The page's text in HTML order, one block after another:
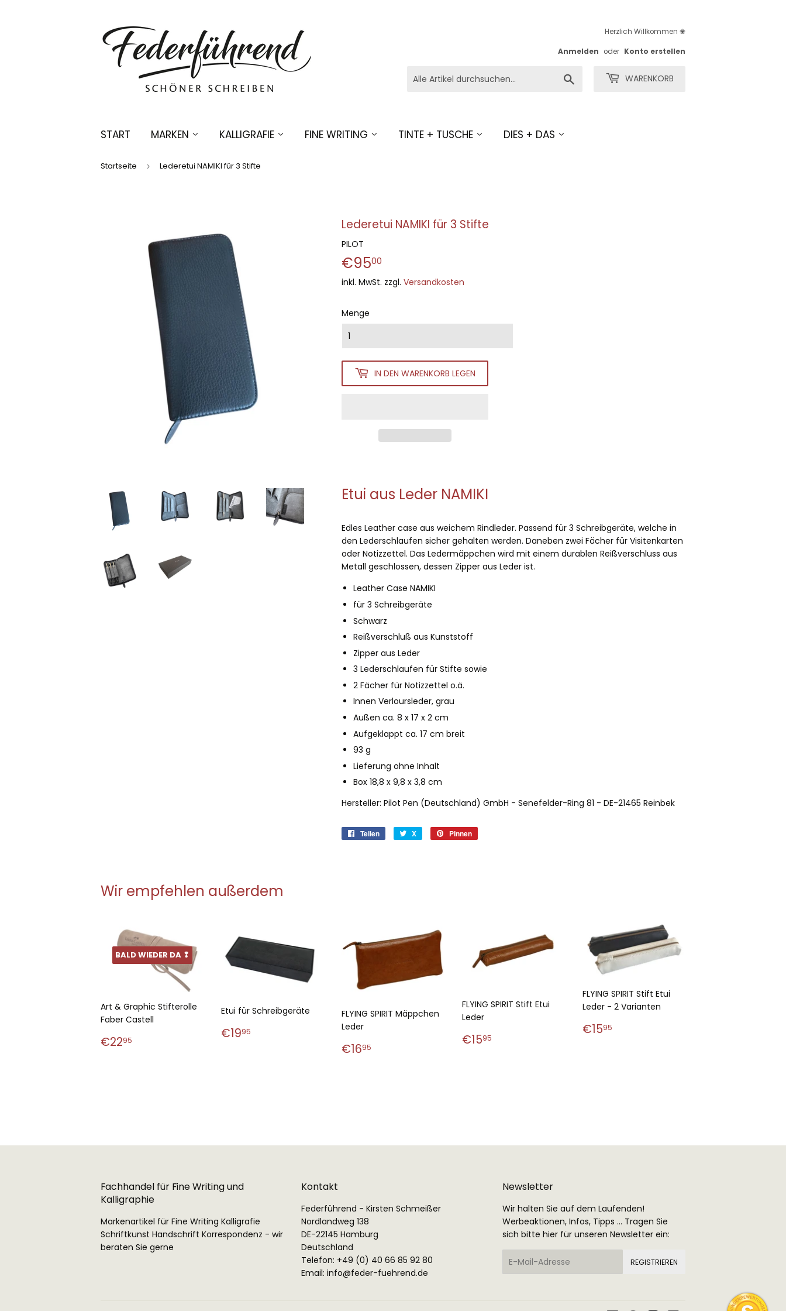
Herzlich Willkommen ❀
Anmelden oder Konto erstellen
WARENKORB
START MARKEN KALLIGRAFIE FINE WRITING TINTE + TUSCHE DIES + DAS
Startseite › Lederetui NAMIKI für 3 Stifte
Lederetui NAMIKI für 3 Stifte
PILOT
€9500
inkl. MwSt. zzgl. Versandkosten
Menge
IN DEN WARENKORB LEGEN
Etui aus Leder NAMIKI
Edles Leather case aus weichem Rindleder. Passend für 3 Schreibgeräte, welche in
den Lederschlaufen sicher gehalten werden. Daneben zwei Fächer für Visitenkarten
oder Notizzettel. Das Ledermäppchen wird mit einem durablen Reißverschluss aus
Metall geschlossen, dessen Zipper aus Leder ist.
Leather Case NAMIKI
für 3 Schreibgeräte
Schwarz
Reißverschluß aus Kunststoff
Zipper aus Leder
3 Lederschlaufen für Stifte sowie
2 Fächer für Notizzettel o.ä.
Innen Verloursleder, grau
Außen ca. 8 x 17 x 2 cm
Aufgeklappt ca. 17 cm breit
93 g
Lieferung ohne Inhalt
Box 18,8 x 9,8 x 3,8 cm
Hersteller: Pilot Pen (Deutschland) GmbH - Senefelder-Ring 81 - DE-21465 Reinbek
Teilen X Pinnen
Wir empfehlen außerdem
BALD WIEDER DA ❢
Art & Graphic Stifterolle
Faber Castell
Normaler
€2295
Etui für Schreibgeräte
Normaler
€1995
FLYING SPIRIT Mäppchen
Leder
Normaler
€1695
FLYING SPIRIT Stift Etui
Leder
Normaler
€1595
FLYING SPIRIT Stift Etui
Leder - 2 Varianten
Normaler
€1595
Fachhandel für Fine Writing und
Kalligraphie
Markenartikel für Fine Writing Kalligrafie
Schriftkunst Handschrift Korrespondenz - wir
beraten Sie gerne
Kontakt
Federführend - Kirsten Schmeißer
Nordlandweg 138
DE-22145 Hamburg
Deutschland
Telefon: +49 (0) 40 66 85 92 80
Email:info@feder-fuehrend.de
Newsletter
Wir halten Sie auf dem Laufenden!
Werbeaktionen, Infos, Tipps ... Tragen Sie
sich bitte hier für unseren Newsletter ein:
E-
REGISTRIEREN